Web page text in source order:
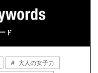
ド
大人の女子力